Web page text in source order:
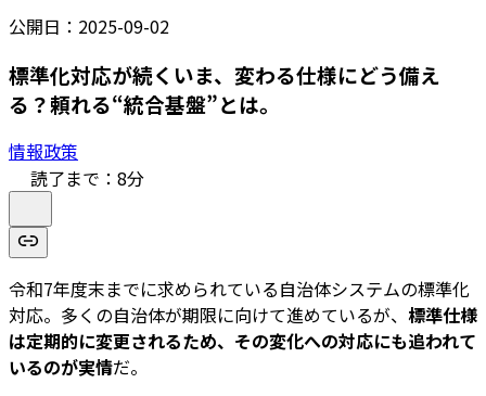
公開日： 2025-09-02
標準化対応が続くいま、変わる仕様にどう備え
る？頼れる“統合基盤”とは。
情報政策
読了まで： 8分
令和7年度末までに求められている自治体システムの標準化
対応。多くの自治体が期限に向けて進めているが、 標準仕様
は定期的に変更されるため、その変化への対応にも追われて
いるのが実情だ。